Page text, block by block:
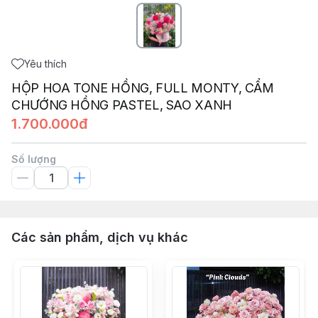
Yêu thích
HỘP HOA TONE HỒNG, FULL MONTY, CẨM
CHƯỚNG HỒNG PASTEL, SAO XANH
1.700.000đ
Số lượng
Các sản phẩm, dịch vụ khác